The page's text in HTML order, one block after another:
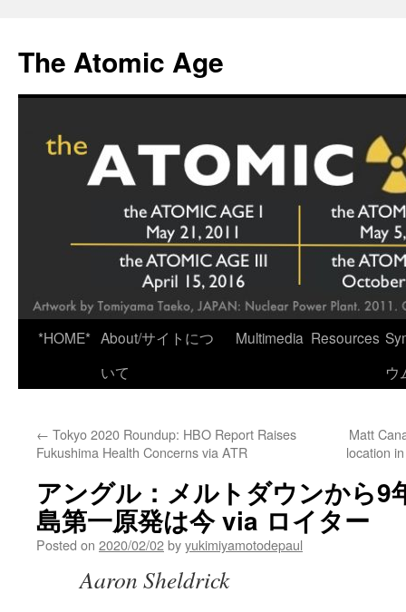
content
The Atomic Age
*HOME* About/サイトにつ
いて
Multimedia Resources
ウ
← Tokyo 2020 Roundup: HBO Report Raises
Fukushima Health Concerns via ATR
Matt
location
アングル：メルトダウンから
島第一原発は今 via ロイター
Posted on 2020/02/02byyukimiyamotodepaul
Aaron Sheldrick